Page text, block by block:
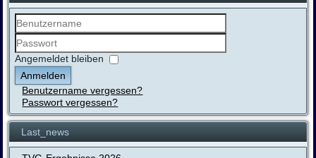
Benutzername
Passwort
Angemeldet bleiben
Anmelden
Benutzername vergessen?
Passwort vergessen?
Last_news